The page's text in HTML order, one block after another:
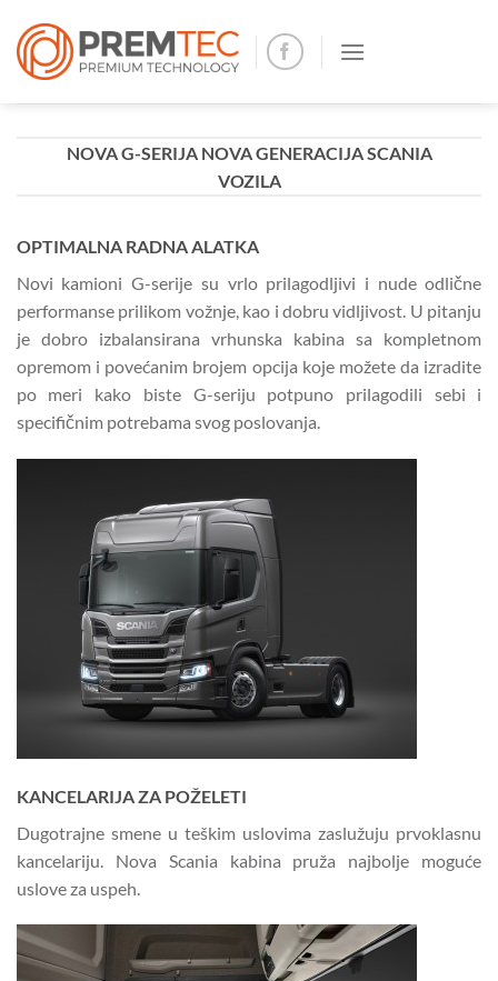
content
NOVA G-SERIJA NOVA GENERACIJA SCANIA
VOZILA
OPTIMALNA RADNA ALATKA
Novi kamioni G-serije su vrlo prilagodljivi i nude odlične
performanse prilikom vožnje, kao i dobru vidljivost. U pitanju
je dobro izbalansirana vrhunska kabina sa kompletnom
opremom i povećanim brojem opcija koje možete da izradite
po meri kako biste G-seriju potpuno prilagodili sebi i
specifičnim potrebama svog poslovanja.
KANCELARIJA ZA POŽELETI
Dugotrajne smene u teškim uslovima zaslužuju prvoklasnu
kancelariju. Nova Scania kabina pruža najbolje moguće
uslove za uspeh.